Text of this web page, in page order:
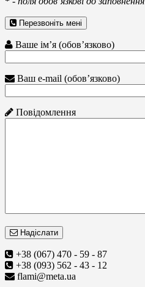
Перезвоніть мені
Ваше ім’я (обов’язково)
Ваш e-mail (обов’язково)
Повідомлення
Надіслати
+38 (067) 470 - 59 - 87
+38 (093) 562 - 43 - 12
flami@meta.ua